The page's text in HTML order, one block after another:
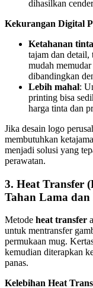
dihasilkan
Kekurangan Digital
Ketahanan
tajam dan
mudah
dibandingkan
Lebih mahal:
printing bisa
harga tinta dan
Jika desain logo
membutuhkan
menjadi solusi yang
perawatan.
3. Heat Transfer
Tahan Lama dan
Metode heat transfer
untuk mentransfer
permukaan mug.
kemudian diterapkan
panas.
Kelebihan Heat